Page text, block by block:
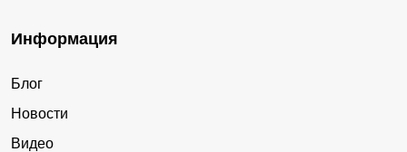
Информация
Блог
Новости
Видео